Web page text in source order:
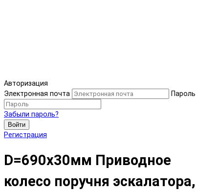
Авторизация
Электронная почта
Пароль
Забыли пароль?
Войти
Регистрация
D=690x30мм Приводное
колесо поручня эскалатора,